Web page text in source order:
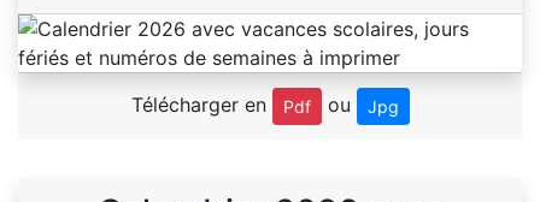
Télécharger en Pdf ou Jpg